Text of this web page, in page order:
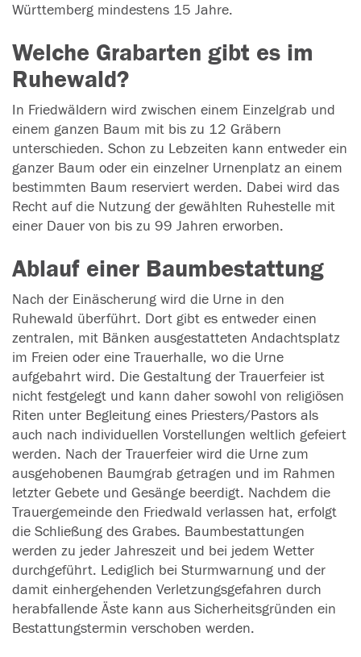
Württemberg mindestens 15 Jahre.
Welche Grabarten gibt es im
Ruhewald?
In Friedwäldern wird zwischen einem Einzelgrab und
einem ganzen Baum mit bis zu 12 Gräbern
unterschieden. Schon zu Lebzeiten kann entweder ein
ganzer Baum oder ein einzelner Urnenplatz an einem
bestimmten Baum reserviert werden. Dabei wird das
Recht auf die Nutzung der gewählten Ruhestelle mit
einer Dauer von bis zu 99 Jahren erworben.
Ablauf einer Baumbestattung
Nach der Einäscherung wird die Urne in den
Ruhewald überführt. Dort gibt es entweder einen
zentralen, mit Bänken ausgestatteten Andachtsplatz
im Freien oder eine Trauerhalle, wo die Urne
aufgebahrt wird. Die Gestaltung der Trauerfeier ist
nicht festgelegt und kann daher sowohl von religiösen
Riten unter Begleitung eines Priesters/Pastors als
auch nach individuellen Vorstellungen weltlich gefeiert
werden. Nach der Trauerfeier wird die Urne zum
ausgehobenen Baumgrab getragen und im Rahmen
letzter Gebete und Gesänge beerdigt. Nachdem die
Trauergemeinde den Friedwald verlassen hat, erfolgt
die Schließung des Grabes. Baumbestattungen
werden zu jeder Jahreszeit und bei jedem Wetter
durchgeführt. Lediglich bei Sturmwarnung und der
damit einhergehenden Verletzungsgefahren durch
herabfallende Äste kann aus Sicherheitsgründen ein
Bestattungstermin verschoben werden.